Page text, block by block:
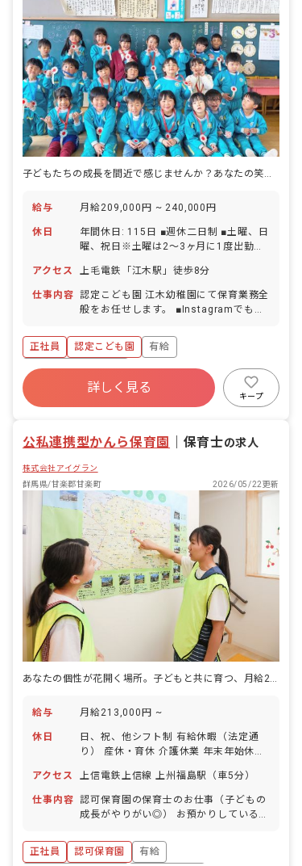
給与 月給209,000円 ~ 240,000円
休日
年間休日: 115日 ■週休二日制 ■土曜、日
曜、祝日※土曜は2～3ヶ月に1度出勤が
産休育休休暇（取得率100％） ■長期休
暇
アクセス 上毛電鉄「江木駅」徒歩8分
仕事内容 認定こども園 江木幼稚園にて保育業務全
般をお任せします。 ■Instagramでも情
木幼稚園
https://www.instagram.com/egi.youchien/
・えぎっこ先生
https://www.instagram.com/egikko.sensei/
正社員 認定こども園
有給
ボーナス・賞与あり
寮・住宅・家賃補助あり
社会保険完備
産休育休制度
詳しく見る
キープ
公私連携型かんら保育園 保育士の求人
株式会社アイグラン
群馬県/甘楽郡甘楽町
2026/05/22更新
あなたの個性が花開く場所。子どもと共に育つ、月給21.3万～×駅チカ保育
給与 月給213,000円 ~
休日
日、祝、他シフト制 有給休暇（法定通
り） 産休・育休 介護休業 年末年始休暇
能性有
アクセス 上信電鉄上信線 上州福島駅（車5分）
仕事内容 認可保育園の保育士のお仕事（子どもの
成長がやりがい◎） お預かりしている子
・食事・睡眠・排泄・清潔・衣類の着脱
等 ・集団生活を通じた社会性の装着 ・
正社員 認可保育園
有給